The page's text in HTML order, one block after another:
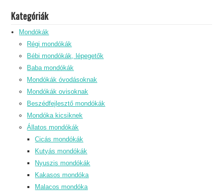
Kategóriák
Mondókák
Régi mondókák
Bébi mondókák, lépegetők
Baba mondókák
Mondókák óvodásoknak
Mondókák ovisoknak
Beszédfejlesztő mondókák
Mondóka kicsiknek
Állatos mondókák
Cicás mondókák
Kutyás mondókák
Nyuszis mondókák
Kakasos mondóka
Malacos mondóka